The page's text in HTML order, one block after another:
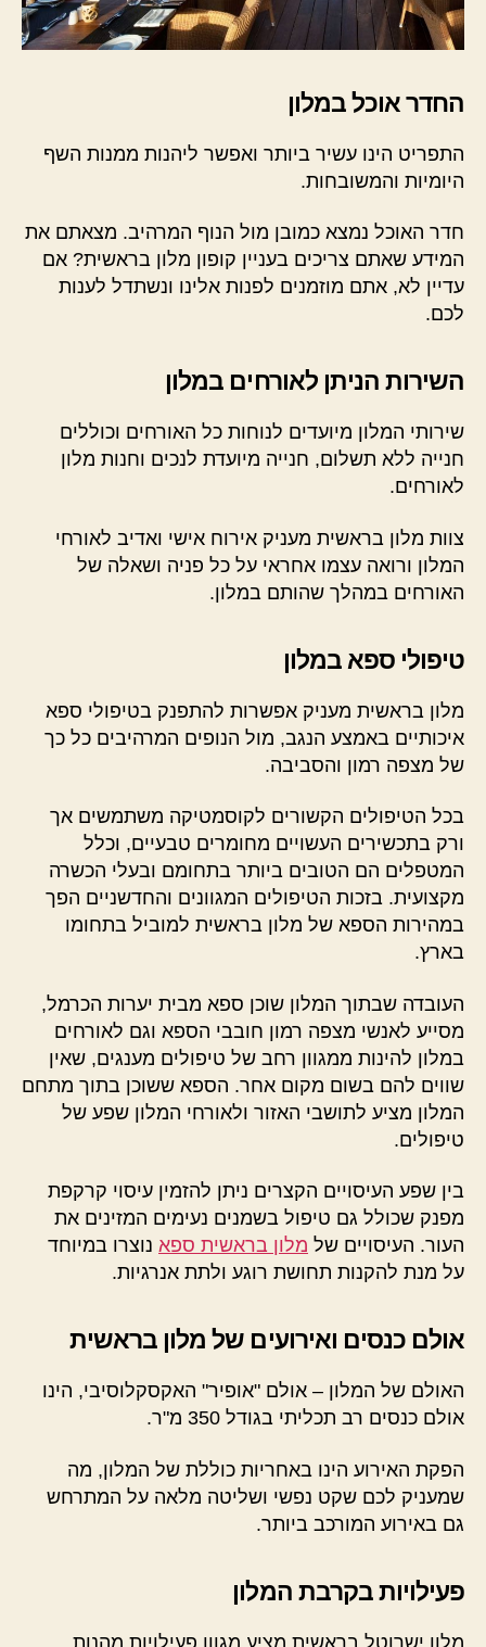
החדר אוכל במלון
התפריט הינו עשיר ביותר ואפשר ליהנות ממנות השף
היומיות והמשובחות.
חדר האוכל נמצא כמובן מול הנוף המרהיב. מצאתם את
המידע שאתם צריכים בעניין קופון מלון בראשית? אם
עדיין לא, אתם מוזמנים לפנות אלינו ונשתדל לענות
לכם.
השירות הניתן לאורחים במלון
שירותי המלון מיועדים לנוחות כל האורחים וכוללים
חנייה ללא תשלום, חנייה מיועדת לנכים וחנות מלון
לאורחים.
צוות מלון בראשית מעניק אירוח אישי ואדיב לאורחי
המלון ורואה עצמו אחראי על כל פניה ושאלה של
האורחים במהלך שהותם במלון.
טיפולי ספא במלון
מלון בראשית מעניק אפשרות להתפנק בטיפולי ספא
איכותיים באמצע הנגב, מול הנופים המרהיבים כל כך
של מצפה רמון והסביבה.
בכל הטיפולים הקשורים לקוסמטיקה משתמשים אך
ורק בתכשירים העשויים מחומרים טבעיים, וכלל
המטפלים הם הטובים ביותר בתחומם ובעלי הכשרה
מקצועית. בזכות הטיפולים המגוונים והחדשניים הפך
במהירות הספא של מלון בראשית למוביל בתחומו
בארץ.
העובדה שבתוך המלון שוכן ספא מבית יערות הכרמל,
מסייע לאנשי מצפה רמון חובבי הספא וגם לאורחים
במלון להינות ממגוון רחב של טיפולים מענגים, שאין
שווים להם בשום מקום אחר. הספא ששוכן בתוך מתחם
המלון מציע לתושבי האזור ולאורחי המלון שפע של
טיפולים.
בין שפע העיסויים הקצרים ניתן להזמין עיסוי קרקפת
מפנק שכולל גם טיפול בשמנים נעימים המזינים את
העור. העיסויים של מלון בראשית ספא נוצרו במיוחד
על מנת להקנות תחושת רוגע ולתת אנרגיות.
אולם כנסים ואירועים של מלון בראשית
האולם של המלון – אולם "אופיר" האקסקלוסיבי, הינו
אולם כנסים רב תכליתי בגודל 350 מ"ר.
הפקת האירוע הינו באחריות כוללת של המלון, מה
שמעניק לכם שקט נפשי ושליטה מלאה על המתרחש
גם באירוע המורכב ביותר.
פעילויות בקרבת המלון
מלון ישרוטל בראשית מציע מגוון פעילויות מהנות